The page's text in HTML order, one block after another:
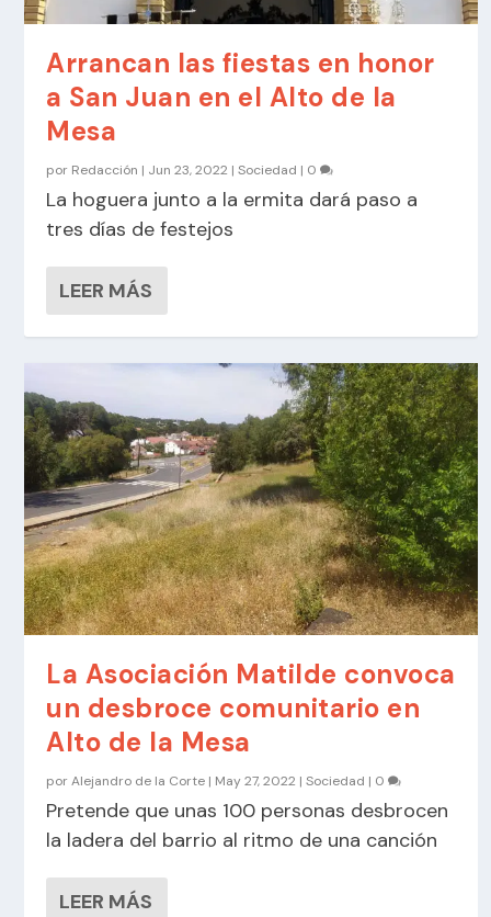
Arrancan las fiestas en honor
a San Juan en el Alto de la
Mesa
por Redacción | Jun 23, 2022 |Sociedad | 0
La hoguera junto a la ermita dará paso a
tres días de festejos
LEER MÁS
La Asociación Matilde convoca
un desbroce comunitario en
Alto de la Mesa
porAlejandro de la Corte | May 27, 2022 |Sociedad | 0
Pretende que unas 100 personas desbrocen
la ladera del barrio al ritmo de una canción
LEER MÁS